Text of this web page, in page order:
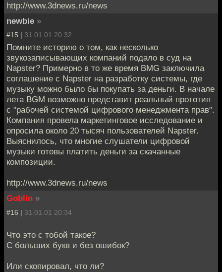
http://www.3dnews.ru/news
newbie »
#15 | 31.01.01 20:32
Помните историю о том, как несколько
звукозаписывающих компаний подало в суд на
Napster? Примерно в то же время BMG заключила
соглашение с Napster на разработку системы, где
музыку можно было бы покупать за деньги. В начале
лета BGM возможно представит реальный прототип
с "рабочей системой цифрового менеджмента прав".
Компания провела маркетинговое исследование и
опросила около 20 тысяч пользователей Napster.
Выяснилось, что многие слушатели цифровой
музыки готовы платить деньги за скачанные
композиции.
http://www.3dnews.ru/news
Goblin »
#16 | 31.01.01 20:34
Что это с тобой такое?
С больших букв и без ошибок?
Или скопировал, что ли?